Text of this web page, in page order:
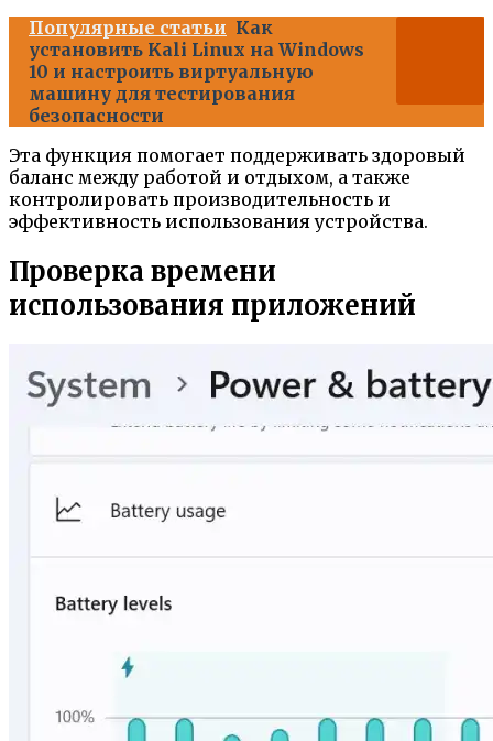
Популярные статьи Как
установить Kali Linux на Windows
10 и настроить виртуальную
машину для тестирования
безопасности
Эта функция помогает поддерживать здоровый
баланс между работой и отдыхом, а также
контролировать производительность и
эффективность использования устройства.
Проверка времени
использования приложений